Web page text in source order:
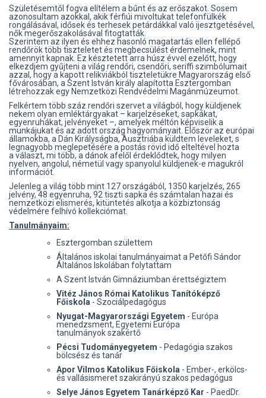
Születésemtől fogva elítélem a bűnt és az erőszakot. Sosem
azonosultam azokkal, akik férfiúi mivoltukat telefonfülkék
rongálásával, idősek és terhesek petárdákkal való ijesztgetésével,
nők megerőszakolásával fitogtatták.
Szerintem az ilyen és ehhez hasonló magatartás ellen fellépő
rendőrök több tiszteletet és megbecsülést érdemelnek, mint
amennyit kapnak. Ez késztetett arra húsz évvel ezelőtt, hogy
elkezdjem gyűjteni a világ rendőri, csendőri, seriffi szimbólumait
azzal, hogy a kapott relikviákból tiszteletükre Magyarország első
fővárosában, a Szent István király alapította Esztergomban
létrehozzak egy Nemzetközi Rendvédelmi Magánmúzeumot.
Felkértem több száz rendőri szervet a világból, hogy küldjenek
nekem olyan emléktárgyakat – karjelzéseket, sapkákat,
egyenruhákat, jelvényeket –, amelyek méltón képviselik a
munkájukat és az adott ország hagyományait. Először az európai
államokba, a Dán Királyságba, Ausztriába küldtem leveleket, s
legnagyobb meglepetésére a postás rövid idő elteltével hozta
a választ, mi több, a dánok afelől érdeklődtek, hogy milyen
nyelven, angolul, németül vagy spanyolul küldjenek-e magukról
információt.
Jelenleg a világ több mint 127 országából, 1350 karjelzés, 265
jelvény, 48 egyenruha, 92 tiszti sapka és számtalan hazai és
nemzetközi elismerés, kitüntetés alkotja a közbiztonság
védelmére felhívó kollekciómat.
Tanulmányaim:
Esztergomban születtem
Általános iskolai tanulmányaimat a Petőfi Sándor
Általános Iskolában folytattam
A Szent István Gimnáziumban érettségiztem
Vitéz János Római Katolikus Tanítóképző
Főiskola - Szociálpedagógus
Nyugat-Magyarországi Egyetem - Európa
menedzsment, Egyetemi Európa
tanulmányok szakértő
Pécsi Tudományegyetem - Pedagógia szakos
bölcsész és tanár
Apor Vilmos Katolikus Főiskola - Ember-, erkölcs-
és vallásismeret szakirányú szakos pedagógus
Selye János Egyetem Tanárképző Kar - PaedDr.